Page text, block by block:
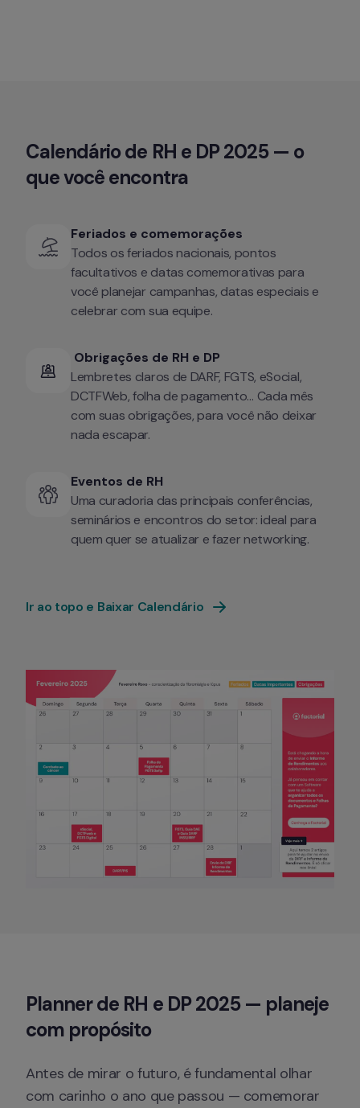
Calendário de RH e DP 2025 — o
que você encontra
Feriados e comemorações
Todos os feriados nacionais, pontos
facultativos e datas comemorativas para
você planejar campanhas, datas especiais e
celebrar com sua equipe.
Obrigações de RH e DP
Lembretes claros de DARF, FGTS, eSocial,
DCTFWeb, folha de pagamento… Cada mês
com suas obrigações, para você não deixar
nada escapar.
Eventos de RH
Uma curadoria das principais conferências,
seminários e encontros do setor: ideal para
quem quer se atualizar e fazer networking.
Ir ao topo e Baixar Calendário
Planner de RH e DP 2025 — planeje
com propósito
Antes de mirar o futuro, é fundamental olhar
com carinho o ano que passou — comemorar